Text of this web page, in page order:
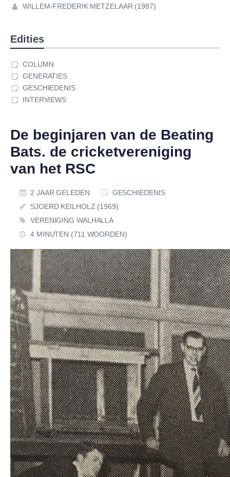
WILLEM-FREDERIK METZELAAR (1987)
Edities
COLUMN
GENERATIES
GESCHIEDENIS
INTERVIEWS
De beginjaren van de Beating
Bats. de cricketvereniging
van het RSC
2 JAAR GELEDEN
GESCHIEDENIS
SJOERD KEILHOLZ (1969)
VERENIGING WALHALLA
4 MINUTEN (711 WOORDEN)